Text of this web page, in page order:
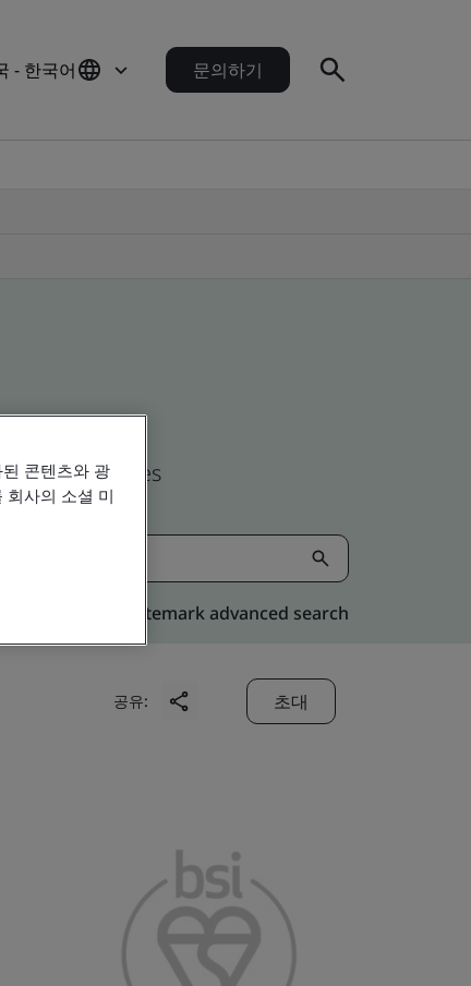
- 한국어 문의하기
companies
Kitemark advanced search
공유: 초대
콘텐츠와 광
회사의 소셜 미